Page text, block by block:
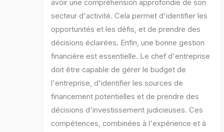
avoir une compréhension approfondie de son
secteur d'activité. Cela permet d'identifier les
opportunités et les défis, et de prendre des
décisions éclairées. Enfin, une bonne gestion
financière est essentielle. Le chef d'entreprise
doit être capable de gérer le budget de
l'entreprise, d'identifier les sources de
financement potentielles et de prendre des
décisions d'investissement judicieuses. Ces
compétences, combinées à l'expérience et à